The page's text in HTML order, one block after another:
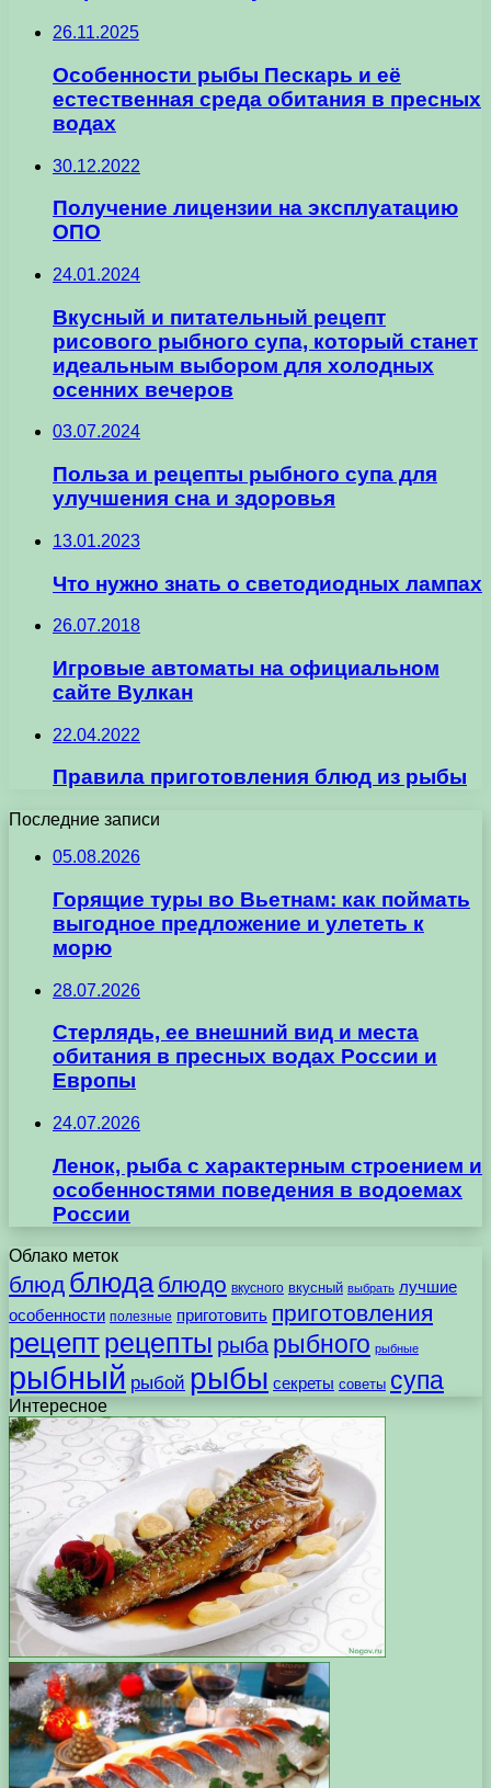
26.11.2025
Особенности рыбы Пескарь и её
естественная среда обитания в пресных
водах
30.12.2022
Получение лицензии на эксплуатацию
ОПО
24.01.2024
Вкусный и питательный рецепт
рисового рыбного супа, который станет
идеальным выбором для холодных
осенних вечеров
03.07.2024
Польза и рецепты рыбного супа для
улучшения сна и здоровья
13.01.2023
Что нужно знать о светодиодных лампах
26.07.2018
Игровые автоматы на официальном
сайте Вулкан
22.04.2022
Правила приготовления блюд из рыбы
Последние записи
05.08.2026
Горящие туры во Вьетнам: как поймать
выгодное предложение и улететь к
морю
28.07.2026
Стерлядь, ее внешний вид и места
обитания в пресных водах России и
Европы
24.07.2026
Ленок, рыба с характерным строением и
особенностями поведения в водоемах
России
Облако меток
блюд блюда блюдо вкусного вкусный выбрать лучшие
особенности полезные приготовить приготовления
рецептрецепты рыба рыбного рыбные
рыбный рыбой рыбы секреты советы супа
Интересное